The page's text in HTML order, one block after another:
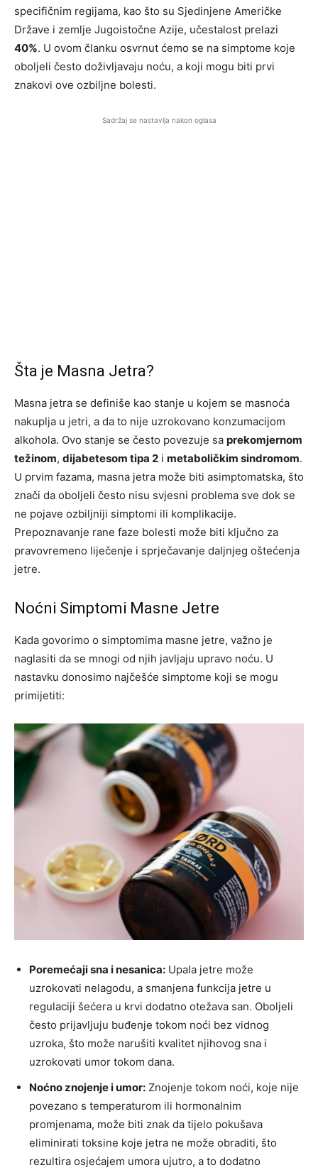
specifičnim regijama, kao što su Sjedinjene Američke
Države i zemlje Jugoistočne Azije, učestalost prelazi
40%. U ovom članku osvrnut ćemo se na simptome koje
oboljeli često doživljavaju noću, a koji mogu biti prvi
znakovi ove ozbiljne bolesti.
Sadržaj se nastavlja nakon oglasa
Šta je Masna Jetra?
Masna jetra se definiše kao stanje u kojem se masnoća
nakuplja u jetri, a da to nije uzrokovano konzumacijom
alkohola. Ovo stanje se često povezuje sa prekomjernom
težinom, dijabetesom tipa 2 i metaboličkim sindromom.
U prvim fazama, masna jetra može biti asimptomatska, što
znači da oboljeli često nisu svjesni problema sve dok se
ne pojave ozbiljniji simptomi ili komplikacije.
Prepoznavanje rane faze bolesti može biti ključno za
pravovremeno liječenje i sprječavanje daljnjeg oštećenja
jetre.
Noćni Simptomi Masne Jetre
Kada govorimo o simptomima masne jetre, važno je
naglasiti da se mnogi od njih javljaju upravo noću. U
nastavku donosimo najčešće simptome koji se mogu
primijetiti:
Poremećaji sna i nesanica: Upala jetre može
uzrokovati nelagodu, a smanjena funkcija jetre u
regulaciji šećera u krvi dodatno otežava san. Oboljeli
često prijavljuju buđenje tokom noći bez vidnog
uzroka, što može narušiti kvalitet njihovog sna i
uzrokovati umor tokom dana.
Noćno znojenje i umor: Znojenje tokom noći, koje nije
povezano s temperaturom ili hormonalnim
promjenama, može biti znak da tijelo pokušava
eliminirati toksine koje jetra ne može obraditi, što
rezultira osjećajem umora ujutro, a to dodatno